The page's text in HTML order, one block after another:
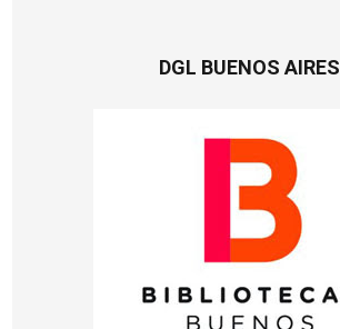
DGL BUENOS AIRES